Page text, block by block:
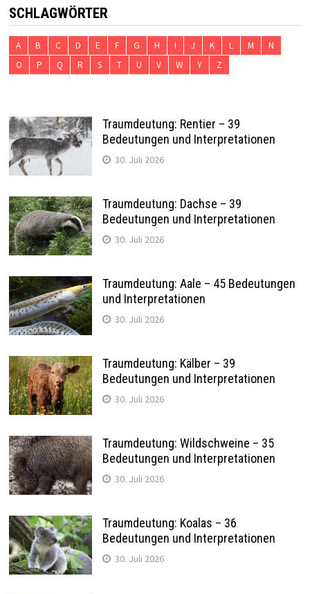
SCHLAGWÖRTER
A B C D E F G H I J K L M
N
O
P Q R S T U V W Y Z
Traumdeutung: Rentier – 39
Bedeutungen und Interpretationen
30. Juli 2026
Traumdeutung: Dachse – 39
Bedeutungen und Interpretationen
30. Juli 2026
Traumdeutung: Aale – 45 Bedeutungen
und Interpretationen
30. Juli 2026
Traumdeutung: Kälber – 39
Bedeutungen und Interpretationen
30. Juli 2026
Traumdeutung: Wildschweine – 35
Bedeutungen und Interpretationen
30. Juli 2026
Traumdeutung: Koalas – 36
Bedeutungen und Interpretationen
30. Juli 2026